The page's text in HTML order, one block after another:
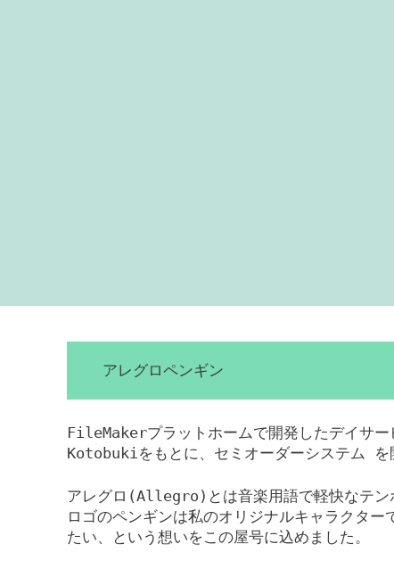
アレグロペンギン
FileMakerプラットホームで開発したデイサー
Kotobukiをもとに、セミオーダーシステム を
アレグロ(Allegro)とは音楽用語で軽快なテン
ロゴのペンギンは私のオリジナルキャラクター
たい、という想いをこの屋号に込めました。